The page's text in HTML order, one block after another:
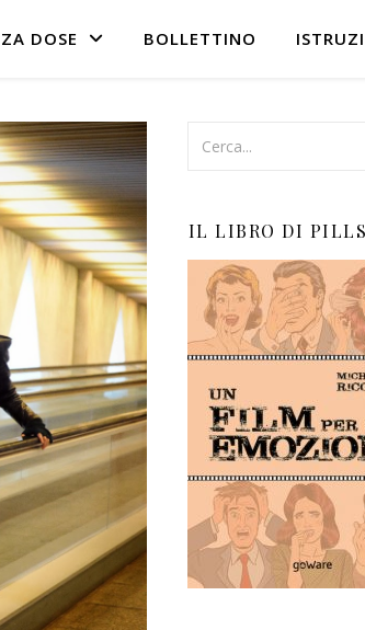
DOSE BOLLETTINO
IL LIBRO DI